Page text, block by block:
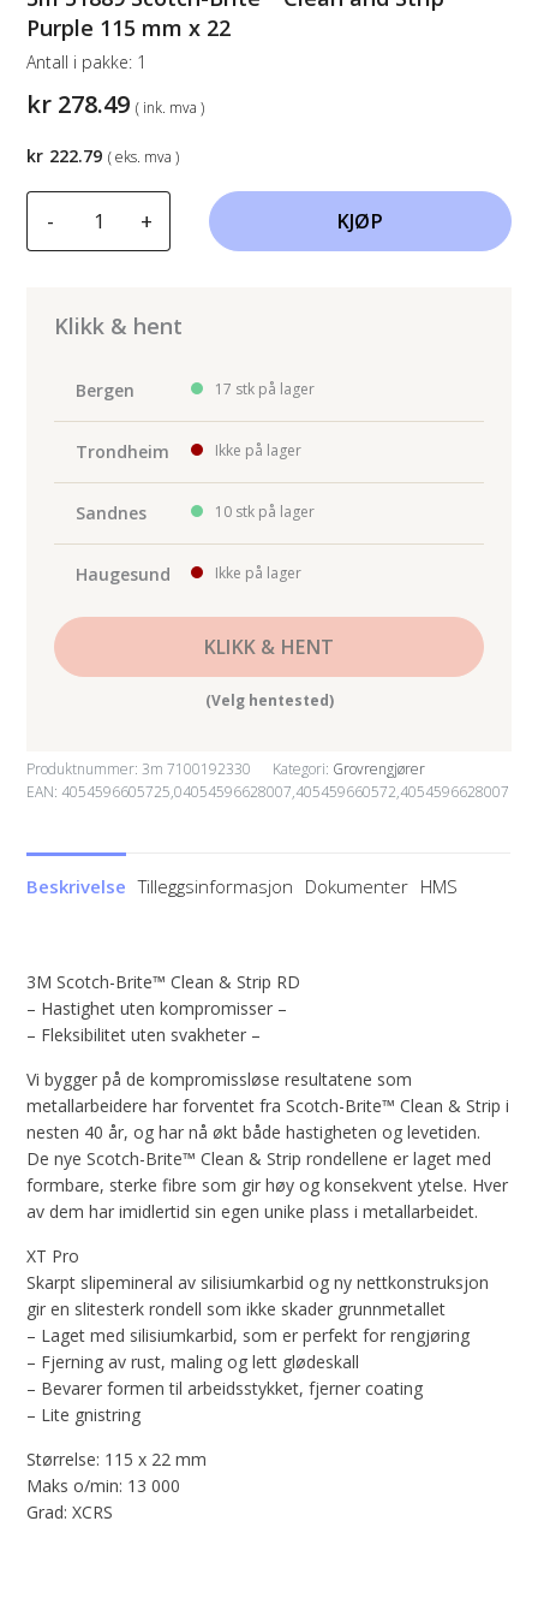
Purple 115 mm x 22
kr 278.49 ( ink. mva )
Antall i pakke: 1
-
3m
51889
Clean
Purple
+ KJØP
Klikk & hent
Bergen 17 stk på lager
Trondheim Ikke på lager
Sandnes 10 stk på lager
Haugesund Ikke på lager
KLIKK & HENT
(Velg hentested)
Produktnummer:3m 7100192330 Kategori: Grovrengjører
EAN: 4054596605725,04054596628007,405459660572,4054596628007
kr 222.79 ( eks. mva )
Beskrivelse Tilleggsinformasjon Dokumenter HMS
3M Scotch-Brite™ Clean & Strip RD
– Hastighet uten kompromisser –
– Fleksibilitet uten svakheter –
Vi bygger på de kompromissløse resultatene som
metallarbeidere har forventet fra Scotch-Brite™ Clean & Strip i
nesten 40 år, og har nå økt både hastigheten og levetiden.
De nye Scotch-Brite™ Clean & Strip rondellene er laget med
formbare, sterke fibre som gir høy og konsekvent ytelse. Hver
av dem har imidlertid sin egen unike plass i metallarbeidet.
XT Pro
Skarpt slipemineral av silisiumkarbid og ny nettkonstruksjon
gir en slitesterk rondell som ikke skader grunnmetallet
– Laget med silisiumkarbid, som er perfekt for rengjøring
– Fjerning av rust, maling og lett glødeskall
– Bevarer formen til arbeidsstykket, fjerner coating
– Lite gnistring
Størrelse: 115 x 22 mm
Maks o/min: 13 000
Grad: XCRS